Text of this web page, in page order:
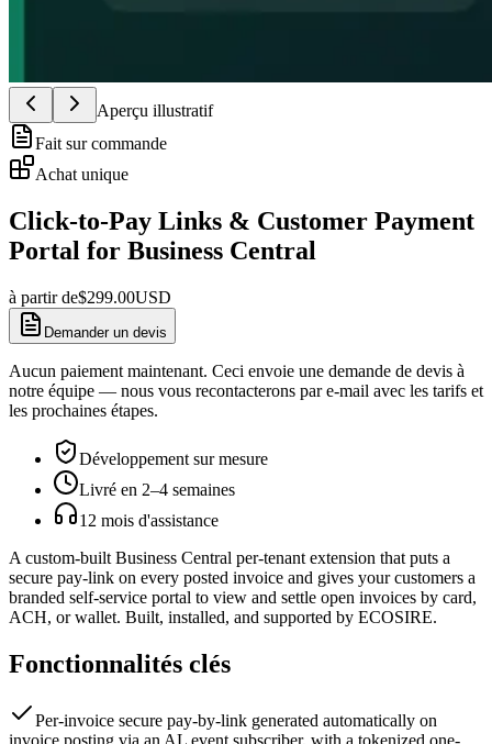
Aperçu illustratif
Fait sur commande
Achat unique
Click-to-Pay Links & Customer Payment
Portal for Business Central
à partir de$299.00USD
Demander un devis
Aucun paiement maintenant. Ceci envoie une demande de devis à
notre équipe — nous vous recontacterons par e-mail avec les tarifs et
les prochaines étapes.
Développement sur mesure
Livré en 2–4 semaines
12 mois d'assistance
A custom-built Business Central per-tenant extension that puts a
secure pay-link on every posted invoice and gives your customers a
branded self-service portal to view and settle open invoices by card,
ACH, or wallet. Built, installed, and supported by ECOSIRE.
Fonctionnalités clés
Per-invoice secure pay-by-link generated automatically on